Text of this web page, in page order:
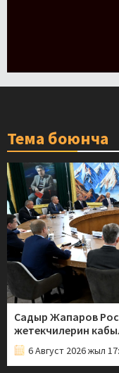
Тема боюнча
Садыр Жапаров
жетекчилерин
6 Август 2026 жыл